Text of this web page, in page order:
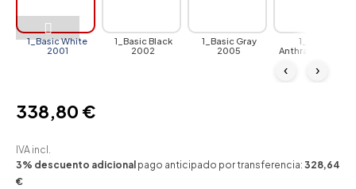
1_Basic White
2001
1_Basic Black
2002
1_Basic Gray
2005
1_Basic
Anthracite 2006
‹ ›
338,80 €
IVA incl.
3% descuento adicional pago anticipado por transferencia: 328,64
€